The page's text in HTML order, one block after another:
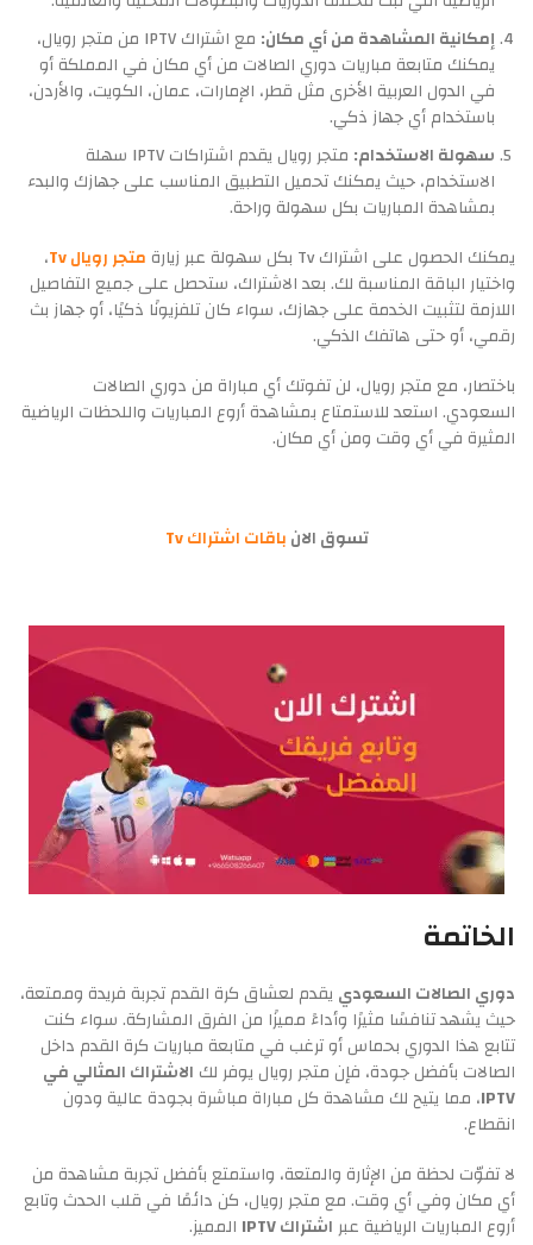
إمكانية المشاهدة من أي مكان:
مع اشتراك IPTV من متجر رويال،
يمكنك متابعة مباريات دوري الصالات من أي مكان في المملكة أو
في الدول العربية الأخرى مثل قطر، الإمارات، عمان، الكويت، والأردن،
باستخدام أي جهاز ذكي.
سهولة الاستخدام:
متجر رويال يقدم اشتراكات IPTV سهلة
الاستخدام، حيث يمكنك تحميل التطبيق المناسب على جهازك والبدء
بمشاهدة المباريات بكل سهولة وراحة.
يمكنك الحصول على اشتراك Tv بكل سهولة عبر زيارة
متجر رويال Tv
،
واختيار الباقة المناسبة لك. بعد الاشتراك، ستحصل على جميع التفاصيل
اللازمة لتثبيت الخدمة على جهازك، سواء كان تلفزيونًا ذكيًا، أو جهاز بث
رقمي، أو حتى هاتفك الذكي.
باختصار، مع متجر رويال، لن تفوتك أي مباراة من دوري الصالات
السعودي. استعد للاستمتاع بمشاهدة أروع المباريات واللحظات الرياضية
المثيرة في أي وقت ومن أي مكان.
تسوق الانباقات اشتراك Tv
الخاتمة
دوري الصالات السعودييقدم لعشاق كرة القدم تجربة فريدة وممتعة،
حيث يشهد تنافسًا مثيرًا وأداءً مميزًا من الفرق المشاركة. سواء كنت
تتابع هذا الدوري بحماس أو ترغب في متابعة مباريات كرة القدم داخل
الصالات بأفضل جودة، فإن متجر رويال يوفر لك الاشتراك المثالي في
IPTV، مما يتيح لك مشاهدة كل مباراة مباشرة بجودة عالية ودون
انقطاع.
لا تفوّت لحظة من الإثارة والمتعة، واستمتع بأفضل تجربة مشاهدة من
أي مكان وفي أي وقت. مع متجر رويال، كن دائمًا في قلب الحدث وتابع
أروع المباريات الرياضية عبراشتراك IPTV المميز.